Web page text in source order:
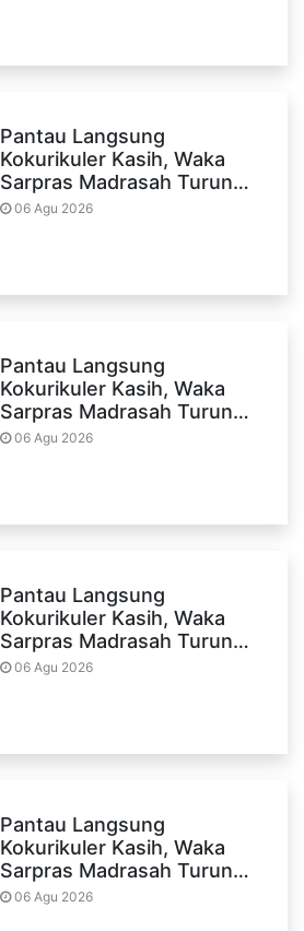
Pantau Langsung
Kokurikuler Kasih, Waka
Sarpras Madrasah Turun…
06 Agu 2026
Pantau Langsung
Kokurikuler Kasih, Waka
Sarpras Madrasah Turun…
06 Agu 2026
Pantau Langsung
Kokurikuler Kasih, Waka
Sarpras Madrasah Turun…
06 Agu 2026
Pantau Langsung
Kokurikuler Kasih, Waka
Sarpras Madrasah Turun…
06 Agu 2026